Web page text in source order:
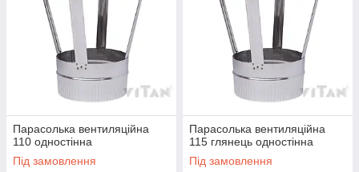
Парасолька вентиляційна
110 одностінна
Під замовлення
Парасолька вентиляційна
115 глянець одностінна
Під замовлення